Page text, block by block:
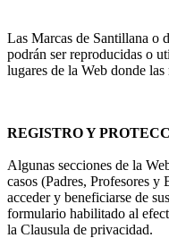
Las Marcas de Santillana o
podrán ser reproducidas o
lugares de la Web donde las
REGISTRO Y
Algunas secciones de la
casos (Padres, Profesores y
acceder y beneficiarse de
formulario habilitado al
la Clausula de privacidad.